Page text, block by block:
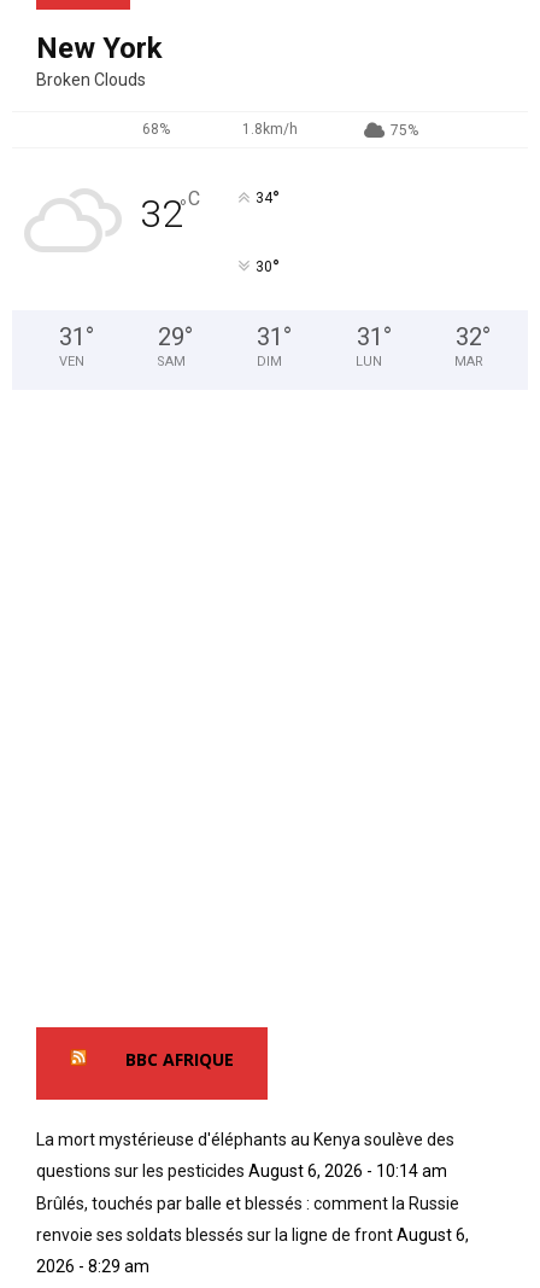
New York
Broken Clouds
68% 1.8km/h 75%
32°C 34°
30°
31 °
VEN
29°
SAM
31 °
DIM
31 °
LUN
32°
MAR
BBC AFRIQUE
La mort mystérieuse d'éléphants au Kenya soulève des
questions sur les pesticides August 6, 2026 - 10:14 am
Brûlés, touchés par balle et blessés : comment la Russie
renvoie ses soldats blessés sur la ligne de frontAugust 6,
2026 - 8:29 am